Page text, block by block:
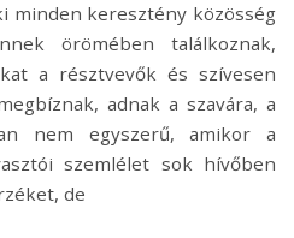
minden keresztény közösség
örömében találkoznak,
a résztvevők és szívesen
adnak a szavára, a
nem egyszerű, amikor a
szemlélet sok hívőben
de